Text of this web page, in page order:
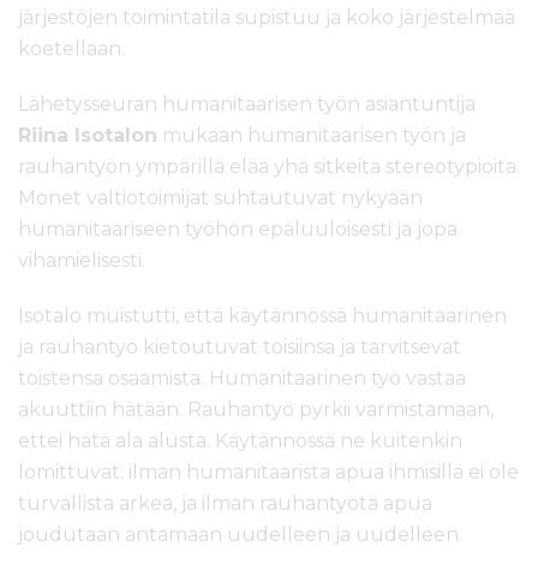
järjestöjen toimintatila supistuu ja koko järjestelmää
koetellaan.
Lähetysseuran humanitaarisen työn asiantuntija
Riina Isotalon mukaan humanitaarisen työn ja
rauhantyön ympärillä elää yhä sitkeitä stereotypioita.
Monet valtiotoimijat suhtautuvat nykyään
humanitaariseen työhön epäluuloisesti ja jopa
vihamielisesti.
Isotalo muistutti, että käytännössä humanitaarinen
ja rauhantyö kietoutuvat toisiinsa ja tarvitsevat
toistensa osaamista. Humanitaarinen työ vastaa
akuuttiin hätään. Rauhantyö pyrkii varmistamaan,
ettei hätä ala alusta. Käytännössä ne kuitenkin
lomittuvat: ilman humanitaarista apua ihmisillä ei ole
turvallista arkea, ja ilman rauhantyötä apua
joudutaan antamaan uudelleen ja uudelleen.